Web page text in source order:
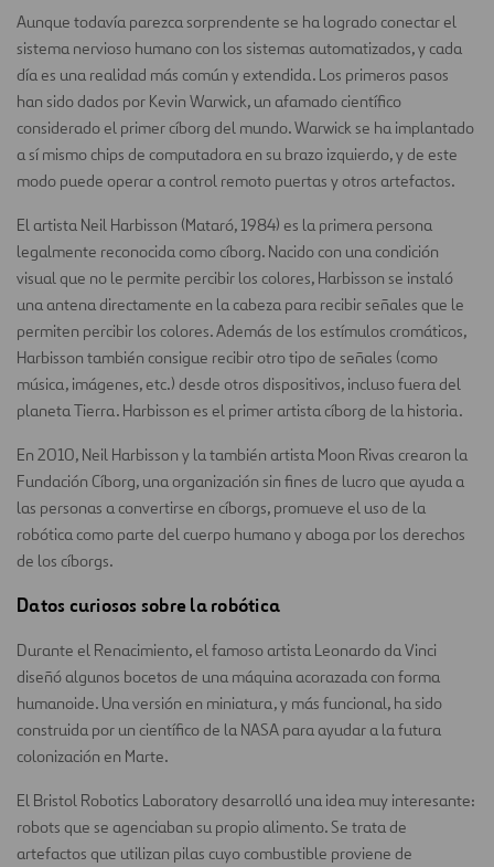
Aunque todavía parezca sorprendente se ha logrado conectar el
sistema nervioso humano con los sistemas automatizados, y cada
día es una realidad más común y extendida. Los primeros pasos
han sido dados por Kevin Warwick, un afamado científico
considerado el primer cíborg del mundo. Warwick se ha implantado
a sí mismo chips de computadora en su brazo izquierdo, y de este
modo puede operar a control remoto puertas y otros artefactos.
El artista Neil Harbisson (Mataró, 1984) es la primera persona
legalmente reconocida como cíborg. Nacido con una condición
visual que no le permite percibir los colores, Harbisson se instaló
una antena directamente en la cabeza para recibir señales que le
permiten percibir los colores. Además de los estímulos cromáticos,
Harbisson también consigue recibir otro tipo de señales (como
música, imágenes, etc.) desde otros dispositivos, incluso fuera del
planeta Tierra. Harbisson es el primer artista cíborg de la historia.
En 2010, Neil Harbisson y la también artista Moon Rivas crearon la
Fundación Cíborg, una organización sin fines de lucro que ayuda a
las personas a convertirse en cíborgs, promueve el uso de la
robótica como parte del cuerpo humano y aboga por los derechos
de los cíborgs.
Datos curiosos sobre la robótica
Durante el Renacimiento, el famoso artista Leonardo da Vinci
diseñó algunos bocetos de una máquina acorazada con forma
humanoide. Una versión en miniatura, y más funcional, ha sido
construida por un científico de la NASA para ayudar a la futura
colonización en Marte.
El Bristol Robotics Laboratory desarrolló una idea muy interesante:
robots que se agenciaban su propio alimento. Se trata de
artefactos que utilizan pilas cuyo combustible proviene de